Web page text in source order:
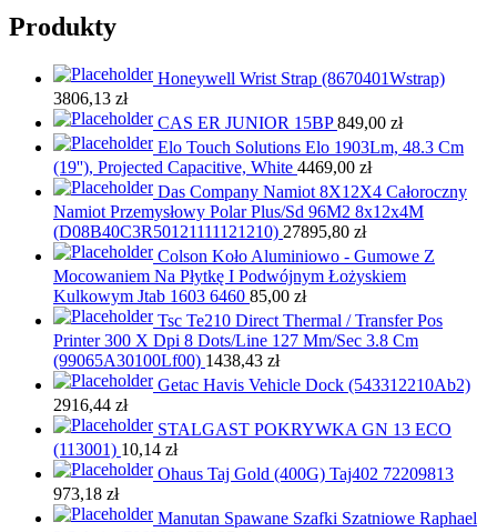
Produkty
Honeywell Wrist Strap (8670401Wstrap)
3806,13 zł
CAS ER JUNIOR 15BP 849,00 zł
Elo Touch Solutions Elo 1903Lm, 48.3 Cm
(19''), Projected Capacitive, White 4469,00 zł
Das Company Namiot 8X12X4 Całoroczny
Namiot Przemysłowy Polar Plus/Sd 96M2 8x12x4M
(D08B40C3R50121111121210) 27895,80 zł
Colson Koło Aluminiowo - Gumowe Z
Mocowaniem Na Płytkę I Podwójnym Łożyskiem
Kulkowym Jtab 1603 6460 85,00 zł
Tsc Te210 Direct Thermal / Transfer Pos
Printer 300 X Dpi 8 Dots/Line 127 Mm/Sec 3.8 Cm
(99065A30100Lf00) 1438,43 zł
Getac Havis Vehicle Dock (543312210Ab2)
2916,44 zł
STALGAST POKRYWKA GN 13 ECO
(113001) 10,14 zł
Ohaus Taj Gold (400G) Taj402 72209813
973,18 zł
Manutan Spawane Szafki Szatniowe Raphael